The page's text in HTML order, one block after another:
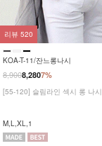
KOA-T-11/잔느롱나시
7%
8,9008,280
[55-120] 슬림라인 섹시 롱 나시
M,L,XL,1
리뷰 520